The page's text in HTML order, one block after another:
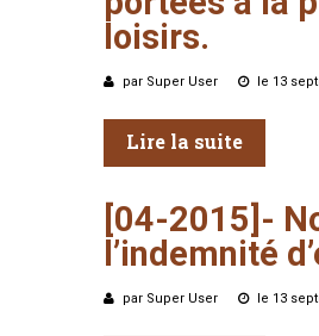
loisirs.
par Super User le 13
Lire la suite
[04-2015]-
l’indemnité
par Super User le 13